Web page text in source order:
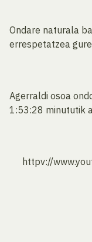
Ondare naturala
errespetatzea
Agerraldi osoa
1:53:28 minututik
httpv://